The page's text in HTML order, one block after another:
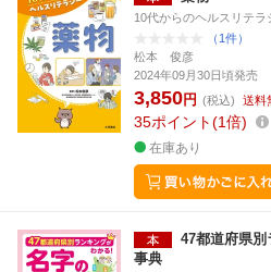
10代からのヘルスリテラ
（1件）
松本 俊彦
2024年09月30日頃発売
3,850円 (税込) 送料
35ポイント 1倍
在庫あり
47都道府県
事典